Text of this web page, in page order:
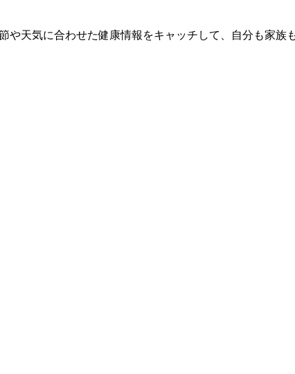
天気に合わせた健康情報をキャッチして、自分も家族